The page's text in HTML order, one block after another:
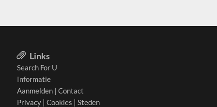
Links
Search For U
Informatie
Aanmelden | Contact
Privacy | Cookies | Steden